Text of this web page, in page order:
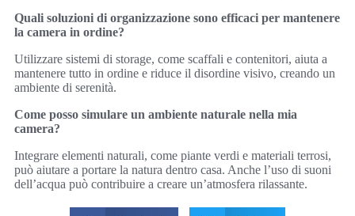
Quali soluzioni di organizzazione sono efficaci per mantenere
la camera in ordine?
Utilizzare sistemi di storage, come scaffali e contenitori, aiuta a
mantenere tutto in ordine e riduce il disordine visivo, creando un
ambiente di serenità.
Come posso simulare un ambiente naturale nella mia
camera?
Integrare elementi naturali, come piante verdi e materiali terrosi,
può aiutare a portare la natura dentro casa. Anche l’uso di suoni
dell’acqua può contribuire a creare un’atmosfera rilassante.